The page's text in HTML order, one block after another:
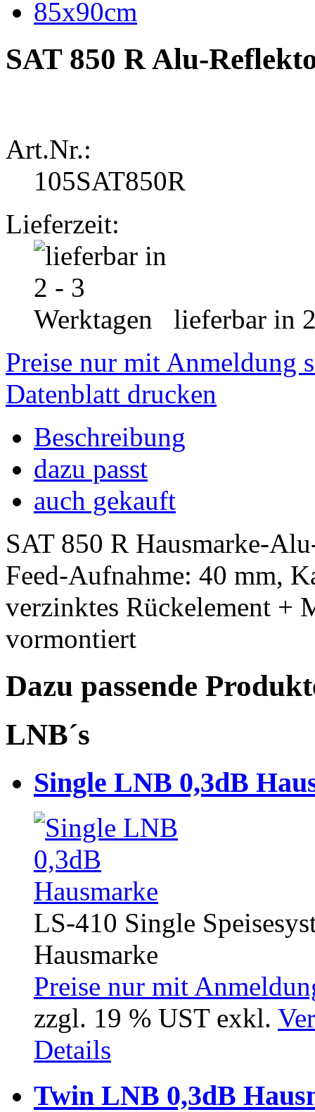
SAT 850 R Alu-
Art.Nr.:
105SAT850R
Lieferzeit:
lieferbar in
Preise nur mit Anmeldung
Datenblatt drucken
Beschreibung
dazu passt
auch gekauft
SAT 850 R Hausmarke-
Feed-Aufnahme: 40 mm,
verzinktes Rückelement +
vormontiert
Dazu passende
LNB´s
Single LNB 0,3dB
LS-410 Single
Hausmarke
Preise nur mit
zzgl. 19 % UST exkl.
Details
Twin LNB 0,3dB